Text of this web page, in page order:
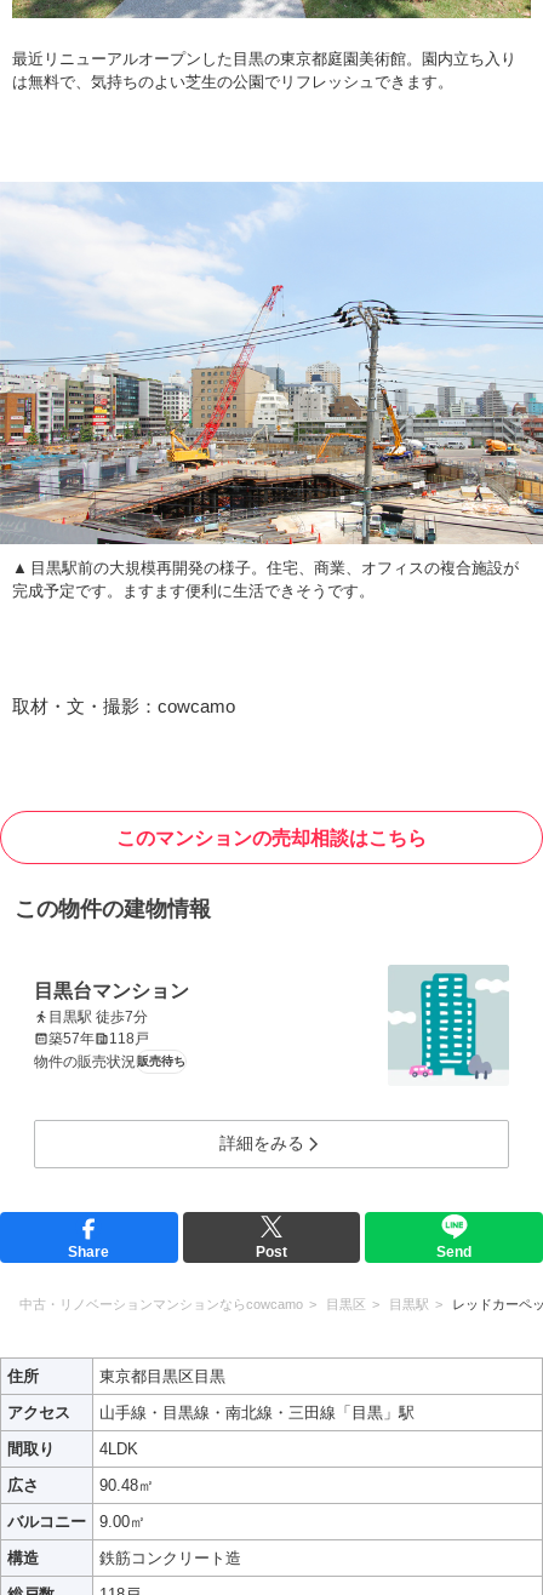
最近リニューアルオープンした目黒の東京都庭園美術館。園内立ち入り
は無料で、気持ちのよい芝生の公園でリフレッシュできます。
目黒駅前の大規模再開発の様子。住宅、商業、オフィスの複合施設が
完成予定です。ますます便利に生活できそうです。
取材・文・撮影：cowcamo
このマンションの売却相談はこちら
この物件の建物情報
目黒台マンション
目黒駅 徒歩7分
築57年
118戸
物件の販売状況 販売待ち
詳細をみる
Share Post Send
中古・リノベーションマンションならcowcamo 目黒区 目黒駅 レッドカーペ
住所
東京都目黒区目黒
アクセス
山手線・目黒線・南北線・三田線「目黒」駅
間取り
4LDK
広さ
90.48㎡
バルコニー
9.00㎡
構造
鉄筋コンクリート造